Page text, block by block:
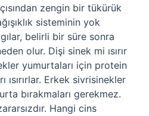
zengin bir tükürük
sisteminin yok
belirli bir süre sonra
olur. Dişi sinek mi ısırır
yumurtaları için protein
ısırırlar. Erkek sivrisinekler
bırakmaları gerekmez.
Hangi cins